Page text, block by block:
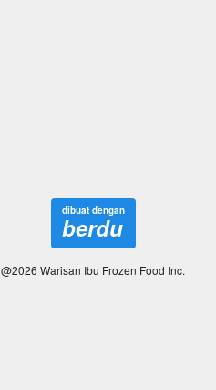
dibuat dengan
berdu
@2026 Warisan Ibu Frozen Food Inc.